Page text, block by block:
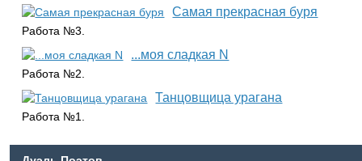
Самая прекрасная буря
Работа №3.
...моя сладкая N
Работа №2.
Танцовщица урагана
Работа №1.